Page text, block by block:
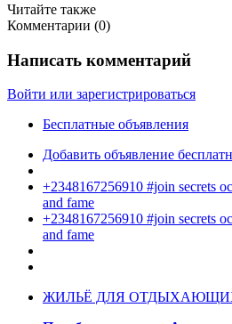
Читайте также
Комментарии (0)
Написать комментарий
Войти или зарегистрироваться
Бесплатные объявления
Добавить объявление
+2348167256910 #join secrets
and fame
+2348167256910 #join secrets
and fame
ЖИЛЬЁ ДЛЯ